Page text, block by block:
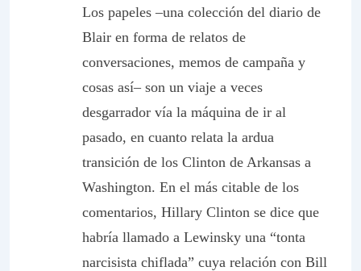
Los papeles –una colección del diario de
Blair en forma de relatos de
conversaciones, memos de campaña y
cosas así– son un viaje a veces
desgarrador vía la máquina de ir al
pasado, en cuanto relata la ardua
transición de los Clinton de Arkansas a
Washington. En el más citable de los
comentarios, Hillary Clinton se dice que
habría llamado a Lewinsky una “tonta
narcisista chiflada” cuya relación con Bill